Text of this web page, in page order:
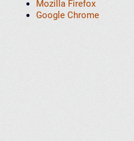
Mozilla Firefox
Google Chrome